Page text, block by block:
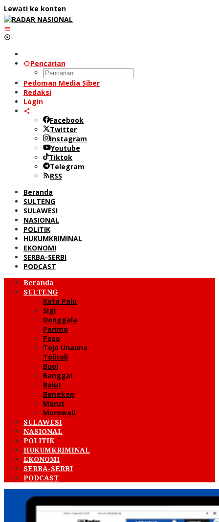
Lewati ke konten
Pencarian
Pedoman Media Siber
Redaksi
Login
Facebook
Twitter
Instagram
Youtube
Tiktok
Telegram
RSS
Beranda
SULTENG
SULAWESI
NASIONAL
POLITIK
HUKUMKRIMINAL
EKONOMI
SERBA-SERBI
PODCAST
Beranda
SULTENG
Kota Palu
Sigi
Donggala
Parimo
Poso
Tojo Unauna
Tolitoli
Buol
Banggai
Balut
Bangkep
Morut
Morowali
SULAWESI
NASIONAL
POLITIK
HUKUMKRIMINAL
EKONOMI
SERBA-SERBI
PODCAST